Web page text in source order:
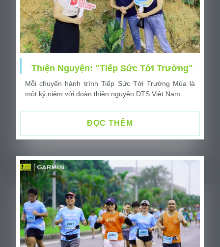
Thiện Nguyện: "Tiếp Sức Tới Trường"
Mỗi chuyến hành trình Tiếp Sức Tới Trường Mùa là
một kỷ niệm với đoàn thiện nguyện DTS Việt Nam…
ĐỌC THÊM